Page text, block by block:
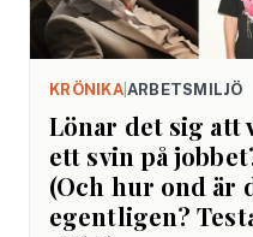
KRÖNIKA| ARBETSMILJÖ
Lönar det sig att
ett svin på
(Och hur ond är
egentligen?